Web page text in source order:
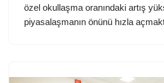
özel okullaşma oranındaki artış
piyasalaşmanın önünü hızla